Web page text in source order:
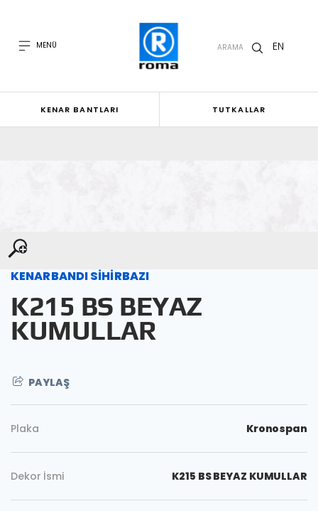
MENÜ ARAMA EN
KENAR BANTLARI TUTKALLAR
KENARBANDI SİHİRBAZI
K215 BS BEYAZ
KUMULLAR
PAYLAŞ
Plaka Kronospan
Dekor İsmi K215 BS BEYAZ KUMULLAR